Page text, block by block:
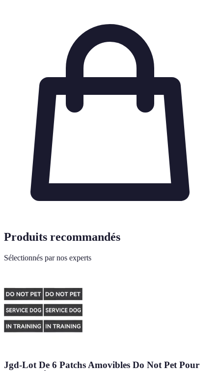
Produits recommandés
Sélectionnés par nos experts
Jgd-Lot De 6 Patchs Amovibles Do Not Pet Pour